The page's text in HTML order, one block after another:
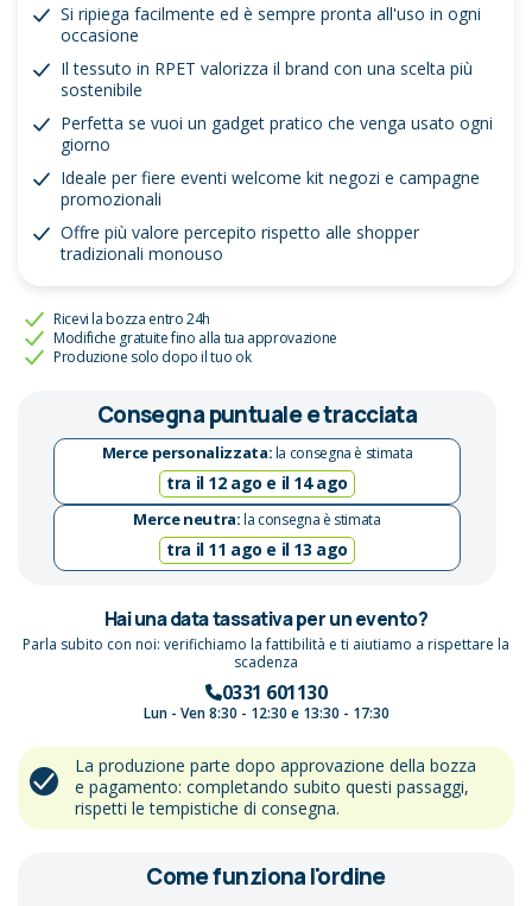
Si ripiega facilmente ed è sempre pronta all'uso in ogni
occasione
Il tessuto in RPET valorizza il brand con una scelta più
sostenibile
Perfetta se vuoi un gadget pratico che venga usato ogni
giorno
Ideale per fiere eventi welcome kit negozi e campagne
promozionali
Offre più valore percepito rispetto alle shopper
tradizionali monouso
Ricevi la bozza entro 24h
Modifiche gratuite fino alla tua approvazione
Produzione solo dopo il tuo ok
Consegna puntuale e tracciata
Merce personalizzata:la consegna è stimata
tra il 12 ago e il 14 ago
Merce neutra:la consegna è stimata
tra il 11 ago e il 13 ago
Hai una data tassativa per un evento?
Parla subito con noi: verifichiamo la fattibilità e ti aiutiamo a rispettare la
scadenza
0331 601130
Lun - Ven 8:30 - 12:30 e 13:30 - 17:30
La produzione parte dopo approvazione della bozza
e pagamento: completando subito questi passaggi,
rispetti le tempistiche di consegna.
Come funziona l'ordine